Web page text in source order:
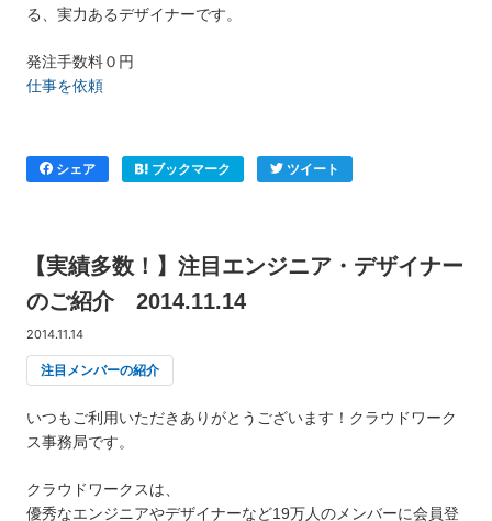
る、実力あるデザイナーです。
発注手数料０円
仕事を依頼
シェア ブックマーク ツイート
【実績多数！】注目エンジニア・デザイナー
のご紹介 2014.11.14
2014.11.14
注目メンバーの紹介
いつもご利用いただきありがとうございます！クラウドワーク
ス事務局です。
クラウドワークスは、
優秀なエンジニアやデザイナーなど19万人のメンバーに会員登